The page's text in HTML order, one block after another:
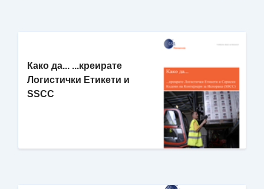
Како да... ...креирате
Логистички Етикети и
SSCC